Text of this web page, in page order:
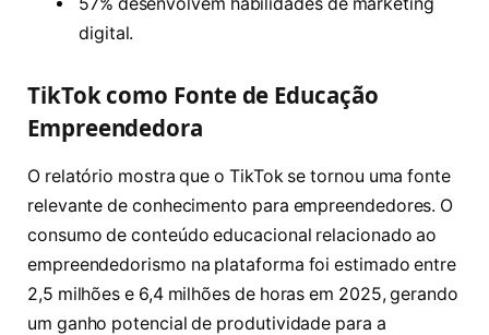
digital.
TikTok como Fonte de Educação
Empreendedora
O relatório mostra que o TikTok se tornou uma fonte
relevante de conhecimento para empreendedores. O
consumo de conteúdo educacional relacionado ao
empreendedorismo na plataforma foi estimado entre
2,5 milhões e 6,4 milhões de horas em 2025, gerando
um ganho potencial de produtividade para a